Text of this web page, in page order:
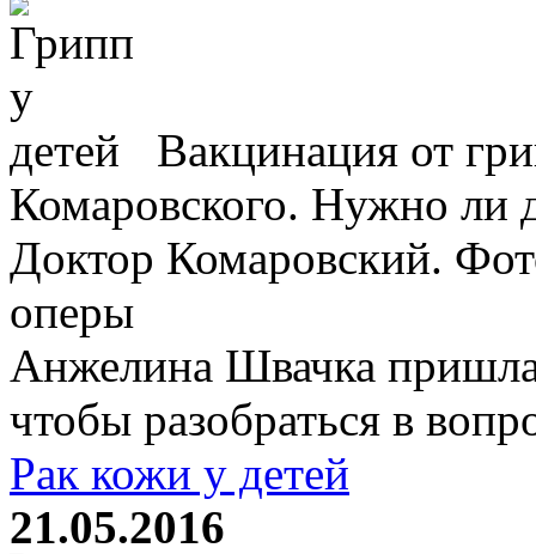
Вакцинация от
Комаровского. Нужно ли
Доктор Комаровский.
оперы
Анжелина Швачка
чтобы разобраться в
Рак кожи у детей
21.05.2016